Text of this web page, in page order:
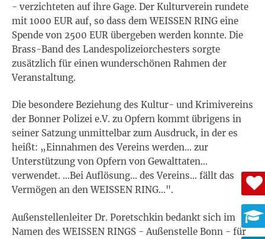
- verzichteten auf ihre Gage. Der Kulturverein rundete
mit 1000 EUR auf, so dass dem WEISSEN RING eine
Spende von 2500 EUR übergeben werden konnte. Die
Brass-Band des Landespolizeiorchesters sorgte
zusätzlich für einen wunderschönen Rahmen der
Veranstaltung.
Die besondere Beziehung des Kultur- und Krimivereins
der Bonner Polizei e.V. zu Opfern kommt übrigens in
seiner Satzung unmittelbar zum Ausdruck, in der es
heißt: „Einnahmen des Vereins werden… zur
Unterstützung von Opfern von Gewalttaten…
verwendet. …Bei Auflösung… des Vereins… fällt das
Vermögen an den WEISSEN RING…".
Außenstellenleiter Dr. Poretschkin bedankt sich im
Namen des WEISSEN RINGS - Außenstelle Bonn - für